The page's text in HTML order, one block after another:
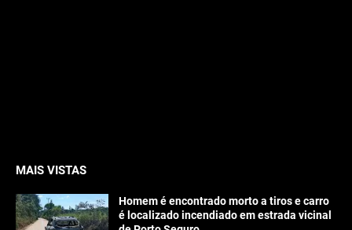
MAIS VISTAS
Homem é encontrado morto a tiros e carro
é localizado incendiado em estrada vicinal